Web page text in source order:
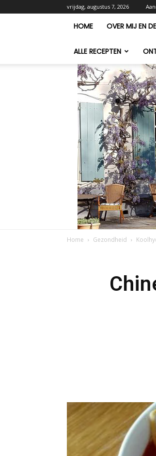
vrijdag, augustus 7, 2026
HOME OVER MIJ EN
ALLE RECEPTEN
Home Gezondheid